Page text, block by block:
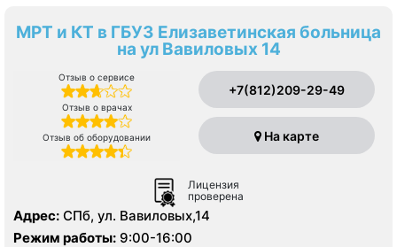
МРТ и КТ в ГБУЗ Елизаветинская больница
на ул Вавиловых 14
Отзыв о сервисе
Отзыв о врачах
Отзыв об оборудовании
+7(812)209-29-49
На карте
Лицензия
проверена
Адрес: СПб, ул. Вавиловых,14
Режим работы: 9:00-16:00